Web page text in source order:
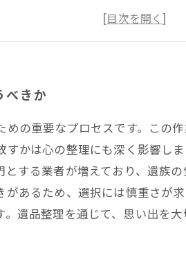
敗しない遺品整理: 便利屋サービス
べきか
の重要なプロセスです。この
かは心の整理にも深く影響し
する業者が増えており、遺族
あるため、選択には慎重さが
遺品整理を通じて、思い出を